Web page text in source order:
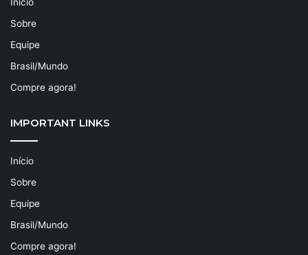
Sobre
Equipe
Brasil/Mundo
Compre agora!
IMPORTANT LINKS
Início
Sobre
Equipe
Brasil/Mundo
Compre agora!